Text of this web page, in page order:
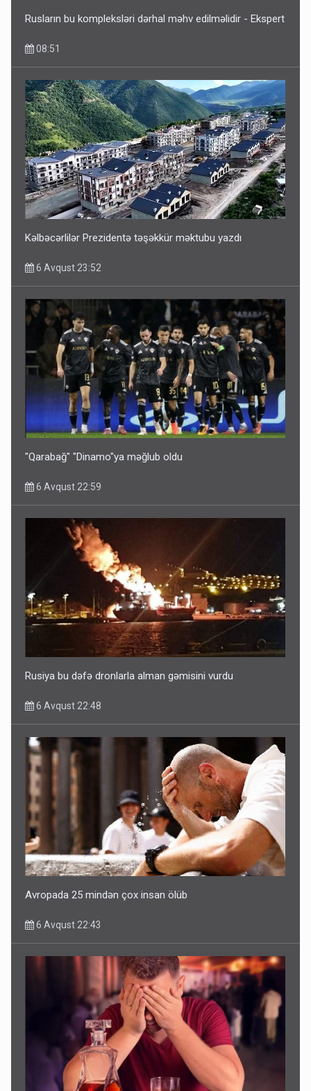
Rusların bu kompleksləri dərhal məhv edilməlidir - Ekspert
08:51
Kəlbəcərlilər Prezidentə təşəkkür məktubu yazdı
6 Avqust 23:52
"Qarabağ" "Dinamo"ya məğlub oldu
6 Avqust 22:59
Rusiya bu dəfə dronlarla alman gəmisini vurdu
6 Avqust 22:48
Avropada 25 mindən çox insan ölüb
6 Avqust 22:43